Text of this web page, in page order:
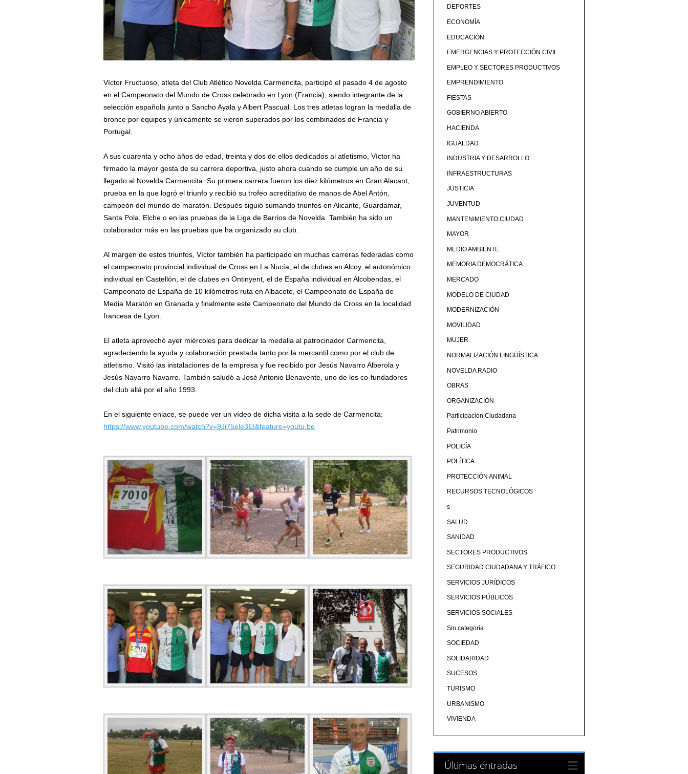
Víctor Fructuoso, atleta del Club Atlético Novelda Carmencita, participó el pasado 4 de agosto
en el Campeonato del Mundo de Cross celebrado en Lyon (Francia), siendo integrante de la
selección española junto a Sancho Ayala y Albert Pascual. Los tres atletas logran la medalla de
bronce por equipos y únicamente se vieron superados por los combinados de Francia y
Portugal.
A sus cuarenta y ocho años de edad, treinta y dos de ellos dedicados al atletismo, Víctor ha
firmado la mayor gesta de su carrera deportiva, justo ahora cuando se cumple un año de su
llegado al Novelda Carmencita. Su primera carrera fueron los diez kilómetros en Gran Alacant,
prueba en la que logró el triunfo y recibió su trofeo acreditativo de manos de Abel Antón,
campeón del mundo de maratón. Después siguió sumando triunfos en Alicante, Guardamar,
Santa Pola, Elche o en las pruebas de la Liga de Barrios de Novelda. También ha sido un
colaborador más en las pruebas que ha organizado su club.
Al margen de estos triunfos, Víctor también ha participado en muchas carreras federadas como
el campeonato provincial individual de Cross en La Nucía, el de clubes en Alcoy, el autonómico
individual en Castellón, el de clubes en Ontinyent, el de España individual en Alcobendas, el
Campeonato de España de 10 kilómetros ruta en Albacete, el Campeonato de España de
Media Maratón en Granada y finalmente este Campeonato del Mundo de Cross en la localidad
francesa de Lyon.
El atleta aprovechó ayer miércoles para dedicar la medalla al patrocinador Carmencita,
agradeciendo la ayuda y colaboración prestada tanto por la mercantil como por el club de
atletismo. Visitó las instalaciones de la empresa y fue recibido por Jesús Navarro Alberola y
Jesús Navarro Navarro. También saludó a José Antonio Benavente, uno de los co-fundadores
del club allá por el año 1993.
En el siguiente enlace, se puede ver un vídeo de dicha visita a la sede de Carmencita:
https://www.youtube.com/watch?v=9Ji75ele3EI&feature=youtu.be
DEPORTES
ECONOMÍA
EDUCACIÓN
EMERGENCIAS Y PROTECCIÓN CIVIL
EMPLEO Y SECTORES PRODUCTIVOS
EMPRENDIMIENTO
FIESTAS
GOBIERNO ABIERTO
HACIENDA
IGUALDAD
INDUSTRIA Y DESARROLLO
INFRAESTRUCTURAS
JUSTICIA
JUVENTUD
MANTENIMIENTO CIUDAD
MAYOR
MEDIO AMBIENTE
MEMORIA DEMOCRÁTICA
MERCADO
MODELO DE CIUDAD
MODERNIZACIÓN
MOVILIDAD
MUJER
NORMALIZACIÓN LINGÜÍSTICA
NOVELDA RADIO
OBRAS
ORGANIZACIÓN
Participación Ciudadana
Patrimonio
POLICÍA
POLÍTICA
PROTECCIÓN ANIMAL
RECURSOS TECNOLÓGICOS
s
SALUD
SANIDAD
SECTORES PRODUCTIVOS
SEGURIDAD CIUDADANA Y TRÁFICO
SERVICIOS JURÍDICOS
SERVICIOS PÚBLICOS
SERVICIOS SOCIALES
Sin categoría
SOCIEDAD
SOLIDARIDAD
SUCESOS
TURISMO
URBANISMO
VIVIENDA
Últimas entradas